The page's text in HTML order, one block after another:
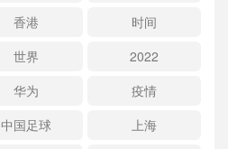
香港
时间
世界
2022
华为
疫情
中国足球
上海